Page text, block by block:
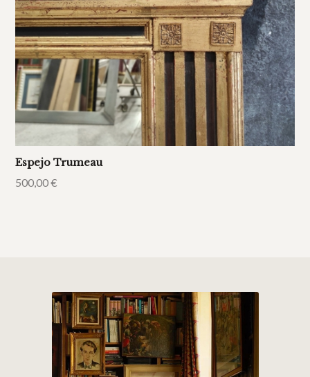
Espejo Trumeau
500,00€